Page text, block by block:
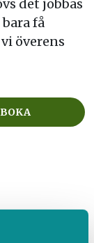
det jobbas
få
överens
BOKA
det jobbas